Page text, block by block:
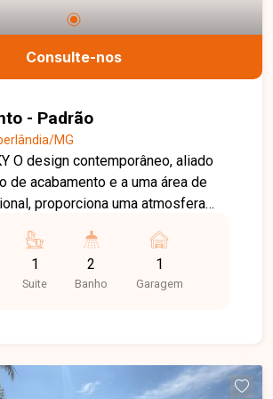
Consulte-nos
- Padrão
MG
de acabamento e a uma área de
proporciona uma atmosfera
o estilo de vida urbano. A Adega
com churrasqueira, proporciona
exclusiva a 69 metros de altura,
uma torre única com apenas oito
1
Suite
2
Banho
1
Garagem